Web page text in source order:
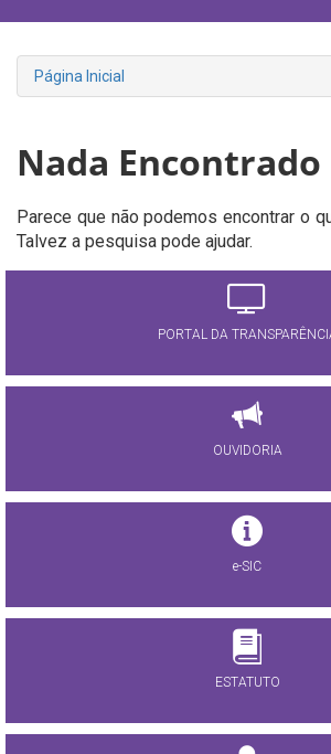
Página Inicial
Nada Encontrado
Parece que não podemos encontrar o
Talvez a pesquisa pode ajudar.
PORTAL DA
OUVIDORIA
e-SIC
ESTATUTO